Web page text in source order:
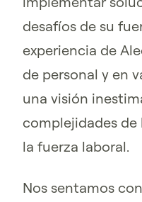
desafíos de su
experiencia de
de personal y en
una visión
complejidades
la fuerza laboral.
Nos sentamos